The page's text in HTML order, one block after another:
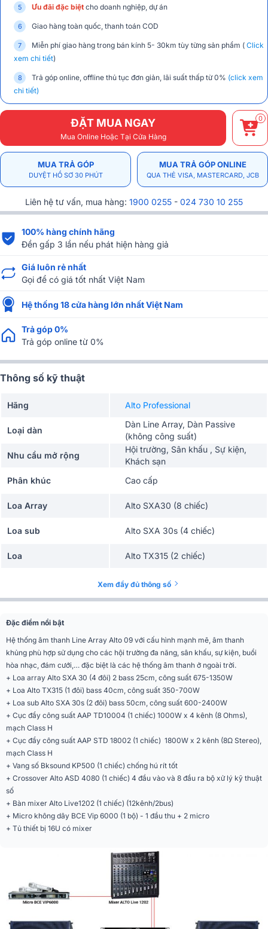
Ưu đãi đặc biệt cho doanh nghiệp, dự án
Giao hàng toàn quốc, thanh toán COD
Miễn phí giao hàng trong bán kính 5- 30km tùy từng sản phẩm ( Click
xem chi tiết)
Trả góp online, offline thủ tục đơn giản, lãi suất thấp từ 0% (click xem
chi tiết)
ĐẶT MUA NGAY
Mua Online Hoặc Tại Cửa Hàng
0
MUA TRẢ GÓP
DUYỆT HỒ SƠ 30 PHÚT
MUA TRẢ GÓP ONLINE
QUA THẺ VISA, MASTERCARD, JCB
Liên hệ tư vấn, mua hàng: 1900 0255 - 024 730 10 255
100% hàng chính hãng
Đền gấp 3 lần nếu phát hiện hàng giả
Giá luôn rẻ nhất
Gọi để có giá tốt nhất Việt Nam
Hệ thống 18 cửa hàng lớn nhất Việt Nam
Trả góp 0%
Trả góp online từ 0%
Thông số kỹ thuật
Hãng Alto Professional
Loại dàn
Dàn Line Array, Dàn Passive
(không công suất)
Nhu cầu mở rộng
Hội trường, Sân khấu , Sự kiện,
Khách sạn
Phân khúc
Cao cấp
Loa Array Alto SXA30 (8 chiếc)
Loa sub Alto SXA 30s (4 chiếc)
Loa Alto TX315 (2 chiếc)
AAP TD 10004 (1 chiếc)
Bàn mixer Alto LIVE1202 (1 chiếc)
Crosover Alto ASD 4080 (1 chiếc)
Mic không dây
BCE VIP6000 (đầu thu và 2 tay
micro)
Tủ rack
Xem đầy đủ thông số
Đặc điểm nổi bật
Hệ thống âm thanh Line Array Alto 09 với cấu hình mạnh mẽ, âm thanh
khủng phù hợp sử dụng cho các hội trường đa năng, sân khấu, sự kiện, buổi
hòa nhạc, đám cưới,… đặc biệt là các hệ thống âm thanh ở ngoài trời.
+ Loa array Alto SXA 30 (4 đôi) 2 bass 25cm, công suất 675-1350W
+ Loa Alto TX315 (1 đôi) bass 40cm, công suất 350-700W
+ Loa sub Alto SXA 30s (2 đôi) bass 50cm, công suất 600-2400W
+ Cục đẩy công suất AAP TD10004 (1 chiếc) 1000W x 4 kênh (8 Ohms),
mạch Class H
+ Cục đẩy công suất AAP STD 18002 (1 chiếc) 1800W x 2 kênh (8Ω Stereo),
mạch Class H
+ Vang số Bksound KP500 (1 chiếc) chống hú rít tốt
+ Crossover Alto ASD 4080 (1 chiếc) 4 đầu vào và 8 đầu ra bộ xử lý kỹ thuật
số
+ Bàn mixer Alto Live1202 (1 chiếc) (12kênh/2bus)
+ Micro không dây BCE Vip 6000 (1 bộ) - 1 đầu thu + 2 micro
+ Tủ thiết bị 16U có mixer